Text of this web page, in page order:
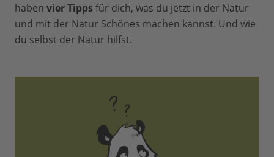
haben vier Tipps für dich, was du jetzt in der Natur
und mit der Natur Schönes machen kannst. Und wie
du selbst der Natur hilfst.